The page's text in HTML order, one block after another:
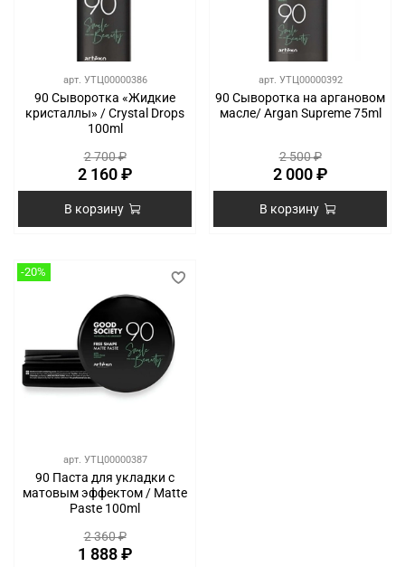
арт. УТЦ00000386
90 Сыворотка «Жидкие
кристаллы» / Crystal Drops
100ml
2 700 ₽
2 160 ₽
В корзину
арт. УТЦ00000392
90 Сыворотка на аргановом
масле/ Argan Supreme 75ml
2 500 ₽
2 000 ₽
В корзину
-20%
арт. УТЦ00000387
90 Паста для укладки с
матовым эффектом / Matte
Paste 100ml
2 360 ₽
1 888 ₽